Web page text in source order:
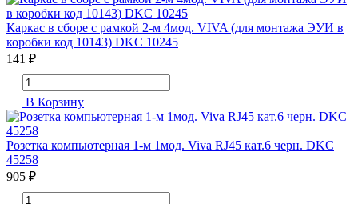
Каркас в сборе с рамкой 2-м 4мод. VIVA (для монтажа ЭУИ в
коробки код 10143) DKC 10245
141 ₽
В Корзину
Розетка компьютерная 1-м 1мод. Viva RJ45 кат.6 черн. DKC
45258
905 ₽